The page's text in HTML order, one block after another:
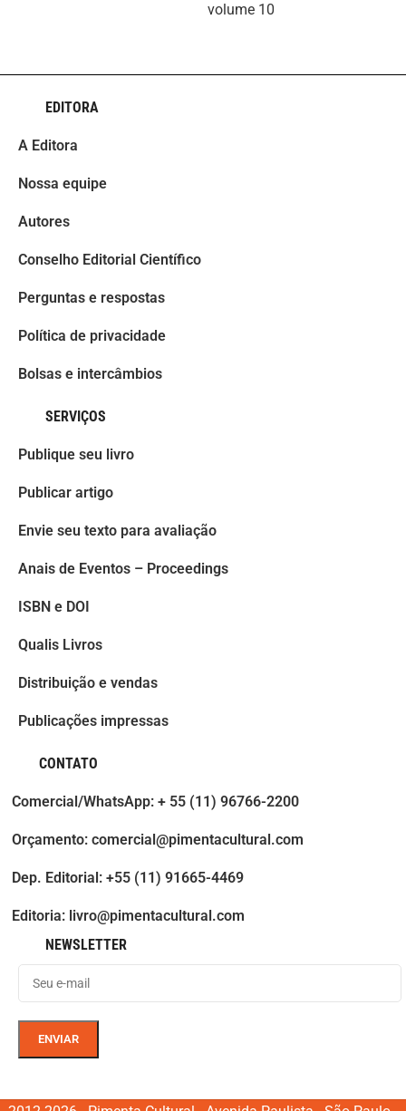
volume 10
EDITORA
A Editora
Nossa equipe
Autores
Conselho Editorial Científico
Perguntas e respostas
Política de privacidade
Bolsas e intercâmbios
SERVIÇOS
Publique seu livro
Publicar artigo
Envie seu texto para avaliação
Anais de Eventos – Proceedings
ISBN e DOI
Qualis Livros
Distribuição e vendas
Publicações impressas
CONTATO
Comercial/WhatsApp: + 55 (11) 96766-2200
Orçamento: comercial@pimentacultural.com
Dep. Editorial: +55 (11) 91665-4469
Editoria: livro@pimentacultural.com
NEWSLETTER